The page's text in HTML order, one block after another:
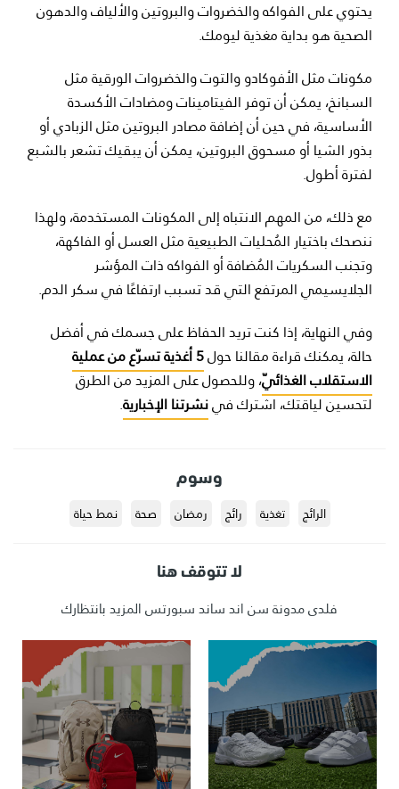
يحتوي على الفواكه والخضروات والبروتين والألياف والدهون
الصحية هو بداية مغذية ليومك.
مكونات مثل الأفوكادو والتوت والخضروات الورقية مثل
السبانخ، يمكن أن توفر الفيتامينات ومضادات الأكسدة
الأساسية، في حين أن إضافة مصادر البروتين مثل الزبادي أو
بذور الشيا أو مسحوق البروتين، يمكن أن يبقيك تشعر بالشبع
لفترة أطول.
مع ذلك، من المهم الانتباه إلى المكونات المستخدمة، ولهذا
ننصحك باختيار المُحليات الطبيعية مثل العسل أو الفاكهة،
وتجنب السكريات المُضافة أو الفواكه ذات المؤشر
الجلايسيمي المرتفع التي قد تسبب ارتفاعًا في سكر الدم.
وفي النهاية، إذا كنت تريد الحفاظ على جسمك في أفضل
حالة، يمكنك قراءة مقالنا حول 5 أغذية تسرّع من عملية
الاستقلاب الغذائيّ، وللحصول على المزيد من الطرق
لتحسين لياقتك، اشترك فينشرتنا الإخبارية.
وسوم
الرائج تغذية رائج رمضان صحة نمط حياة
لا تتوقف هنا
فلدى مدونة سن اند ساند سبورتس المزيد بانتظارك